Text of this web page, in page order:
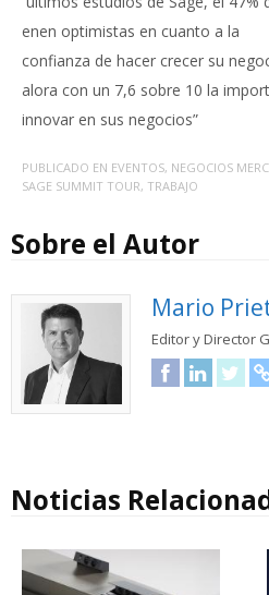
enen optimistas en cuanto a la
confianza de hacer crecer su
alora con un 7,6 sobre 10 la
innovar en sus negocios”
PUBLICADO EN EVENTOS, NEGOCIOS
SAGE SUMMIT TOUR, TRABAJO
Sobre el Autor
Mario
Editor y Director
FacebookLinkedIn
Noticias